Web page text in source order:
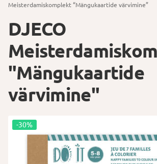
Meisterdamiskomplekt “Mängukaartide värvimine”
DJECO
"Mängukaartide
värvimine"
-30%